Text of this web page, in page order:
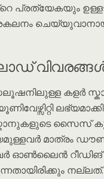
പ്രത്യേകയും
കളർ
സൈസ്
മാത്രം
ഓൺലൈൻ
നല്ലത്.